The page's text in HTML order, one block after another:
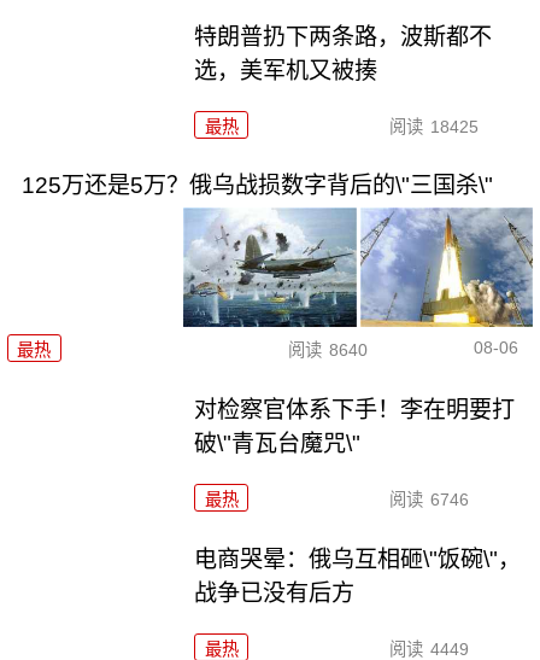
特朗普扔下两条路，波斯都不
选，美军机又被揍
最热 阅读 18425
125万还是5万？俄乌战损数字背后的\"三国杀\"
最热 阅读 8640 08-06
对检察官体系下手！李在明要打
破\"青瓦台魔咒\"
最热 阅读 6746
电商哭晕：俄乌互相砸\"饭碗\"，
战争已没有后方
最热 阅读 4449